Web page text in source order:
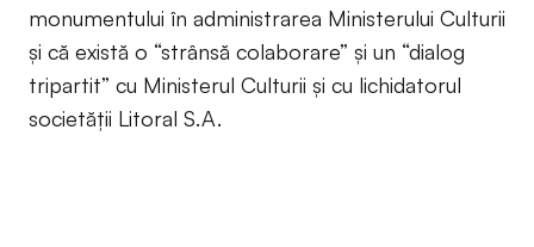
monumentului în administrarea Ministerului Culturii
și că există o “strânsă colaborare” și un “dialog
tripartit” cu Ministerul Culturii și cu lichidatorul
societății Litoral S.A.